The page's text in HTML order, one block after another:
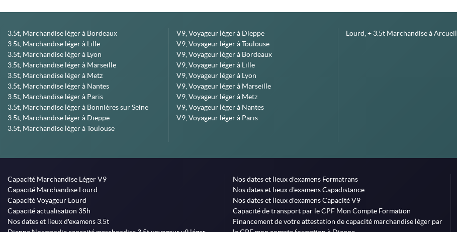
3.5t, Marchandise léger à Bordeaux
3.5t, Marchandise léger à Lille
3.5t, Marchandise léger à Lyon
3.5t, Marchandise léger à Marseille
3.5t, Marchandise léger à Metz
3.5t, Marchandise léger à Nantes
3.5t, Marchandise léger à Paris
3.5t, Marchandise léger à Bonnières sur Seine
3.5t, Marchandise léger à Dieppe
3.5t, Marchandise léger à Toulouse
V9, Voyageur léger à Dieppe
V9, Voyageur léger à Toulouse
V9, Voyageur léger à Bordeaux
V9, Voyageur léger à Lille
V9, Voyageur léger à Lyon
V9, Voyageur léger à Marseille
V9, Voyageur léger à Metz
V9, Voyageur léger à Nantes
V9, Voyageur léger à Paris
Lourd, + 3.5t Marchandise à Arcueil
Capacité Marchandise Léger V9
Capacité Marchandise Lourd
Capacité Voyageur Lourd
Capacité actualisation 35h
Nos dates et lieux d'examens 3.5t
Nos dates et lieux d'examens Formatrans
Nos dates et lieux d'examens Capadistance
Nos dates et lieux d'examens Capacité V9
Capacité de transport par le CPF Mon Compte Formation
Financement de votre attestation de capacité marchandise léger par